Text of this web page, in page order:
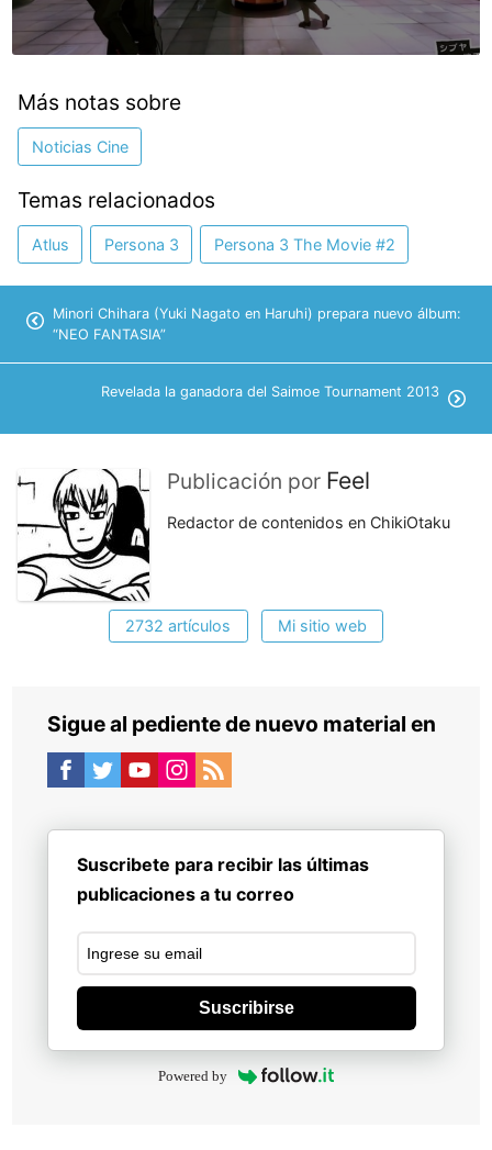
Más notas sobre
Noticias Cine
Temas relacionados
Atlus Persona 3 Persona 3 The Movie #2
Minori Chihara (Yuki Nagato en Haruhi) prepara nuevo álbum:
“NEO FANTASIA”
Revelada la ganadora del Saimoe Tournament 2013
Publicación por Feel
Redactor de contenidos en ChikiOtaku
2732 artículos Mi sitio web
Sigue al pediente de nuevo material en
Suscribete para recibir las últimas
publicaciones a tu correo
Suscribirse
Powered by